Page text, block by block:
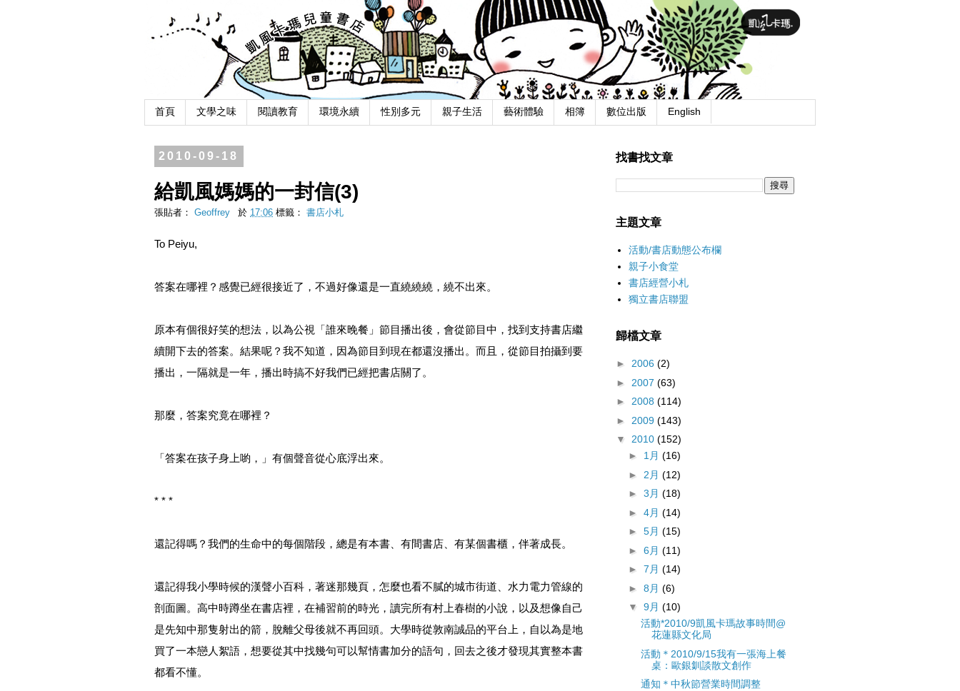
首頁 文學之味 閱讀教育 環境永續 性別多元 親子生活 藝術體驗 相簿 數位出版 English
2010-09-18
給凱風媽媽的一封信(3)
張貼者： Geoffrey 於 17:06 標籤：書店小札
To Peiyu,
答案在哪裡？感覺已經很接近了，不過好像還是一直繞繞繞，繞不出來。
原本有個很好笑的想法，以為公視「誰來晚餐」節目播出後，會從節目中，找到支持書店繼
續開下去的答案。結果呢？我不知道，因為節目到現在都還沒播出。而且，從節目拍攝到要
播出，一隔就是一年，播出時搞不好我們已經把書店關了。
那麼，答案究竟在哪裡？
「答案在孩子身上喲，」有個聲音從心底浮出來。
* * *
還記得嗎？我們的生命中的每個階段，總是有本書、有間書店、有某個書櫃，伴著成長。
還記得我小學時候的漢聲小百科，著迷那幾頁，怎麼也看不膩的城市街道、水力電力管線的
剖面圖。高中時蹲坐在書店裡，在補習前的時光，讀完所有村上春樹的小說，以及想像自己
是先知中那隻射出的箭，脫離父母後就不再回頭。大學時從敦南誠品的平台上，自以為是地
買了一本戀人絮語，想要從其中找幾句可以幫情書加分的語句，回去之後才發現其實整本書
都看不懂。
找書找文章
主題文章
活動/書店動態公布欄
親子小食堂
書店經營小札
獨立書店聯盟
歸檔文章
► 2006 (2)
► 2007 (63)
► 2008 (114)
► 2009 (143)
▼ 2010 (152)
► 1月 (16)
► 2月 (12)
► 3月 (18)
► 4月 (14)
► 5月 (15)
► 6月 (11)
► 7月 (14)
► 8月 (6)
▼ 9月 (10)
活動*2010/9凱風卡瑪故事時間@
花蓮縣文化局
活動＊2010/9/15我有一張海上餐
桌：歐銀釧談散文創作
通知＊中秋節營業時間調整